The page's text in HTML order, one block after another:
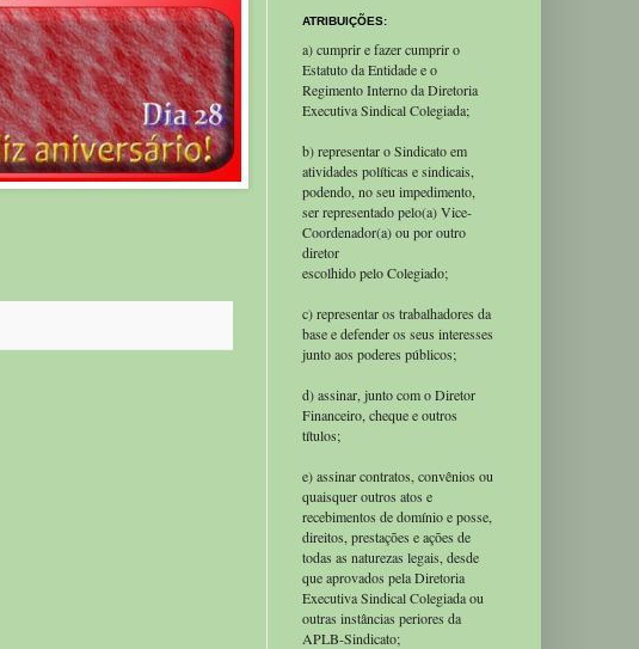
ATRIBUIÇÕES:
a) cumprir e fazer cumprir o
Estatuto da Entidade e o
Regimento Interno da Diretoria
Executiva Sindical Colegiada;
b) representar o Sindicato em
atividades políticas e sindicais,
podendo, no seu impedimento,
ser representado pelo(a) Vice-
Coordenador(a) ou por outro
diretor
escolhido pelo Colegiado;
c) representar os trabalhadores da
base e defender os seus interesses
junto aos poderes públicos;
d) assinar, junto com o Diretor
Financeiro, cheque e outros
títulos;
e) assinar contratos, convênios ou
quaisquer outros atos e
recebimentos de domínio e posse,
direitos, prestações e ações de
todas as naturezas legais, desde
que aprovados pela Diretoria
Executiva Sindical Colegiada ou
outras instâncias periores da
APLB-Sindicato;